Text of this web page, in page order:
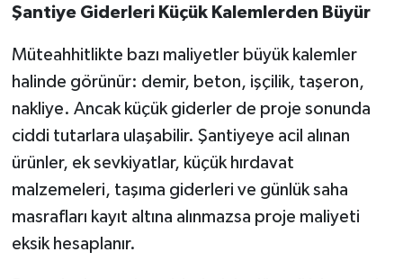
Şantiye Giderleri Küçük Kalemlerden Büyür
Müteahhitlikte bazı maliyetler büyük kalemler
halinde görünür: demir, beton, işçilik, taşeron,
nakliye. Ancak küçük giderler de proje sonunda
ciddi tutarlara ulaşabilir. Şantiyeye acil alınan
ürünler, ek sevkiyatlar, küçük hırdavat
malzemeleri, taşıma giderleri ve günlük saha
masrafları kayıt altına alınmazsa proje maliyeti
eksik hesaplanır.